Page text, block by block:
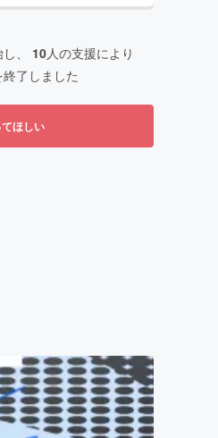
、 10人の支援により
了しました
ほしい